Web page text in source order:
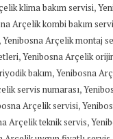
klima bakım servisi,
Arçelik kombi bakım
,Yenibosna Arçelik montaj
,Yenibosna Arçelik
bakım,Yenibosna
servis numarası,
Arçelik servisi,
Arçelik teknik servis,